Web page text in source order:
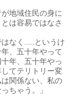
地域住民の身に
は容易ではなさ
はなく……というけ
、五十年やって
年、五十年やっ
てテリトリー変
関係ない、私の
ちゃう。」